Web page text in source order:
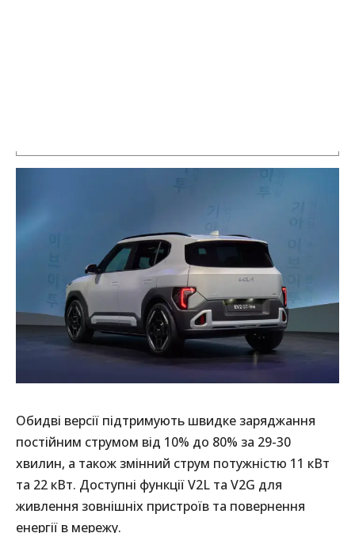
Обидві версії підтримують швидке заряджання
постійним струмом від 10% до 80% за 29-30
хвилин, а також змінний струм потужністю 11 кВт
та 22 кВт. Доступні функції V2L та V2G для
живлення зовнішніх пристроїв та повернення
енергії в мережу.